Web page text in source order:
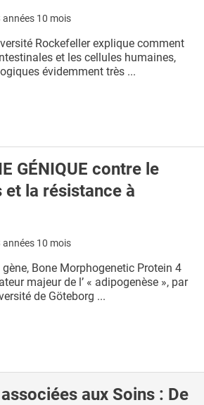
années 10 mois
Rockefeller explique comment
et les cellules humaines,
évidemment très ...
GÉNIQUE contre le
et la résistance à
années 10 mois
gène, Bone Morphogenetic Protein 4
majeur de l’ « adipogenèse », par
de Göteborg ...
aux Soins : De